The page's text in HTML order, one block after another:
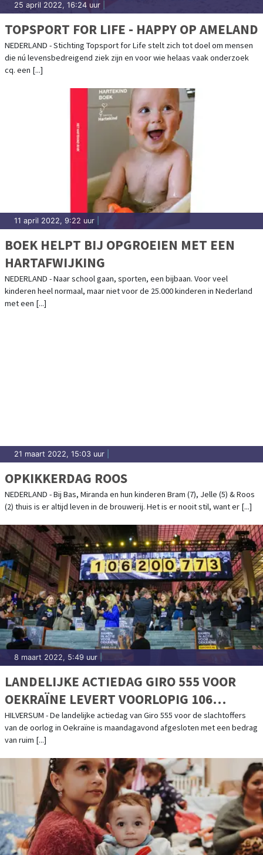
25 april 2022, 16:24 uur
TOPSPORT FOR LIFE - HAPPY OP AMELAND
NEDERLAND - Stichting Topsport for Life stelt zich tot doel om mensen
die nú levensbedreigend ziek zijn en voor wie helaas vaak onderzoek
cq. een [...]
11 april 2022, 9:22 uur
BOEK HELPT BIJ OPGROEIEN MET EEN
HARTAFWIJKING
NEDERLAND - Naar school gaan, sporten, een bijbaan. Voor veel
kinderen heel normaal, maar niet voor de 25.000 kinderen in Nederland
met een [...]
21 maart 2022, 15:03 uur
OPKIKKERDAG ROOS
NEDERLAND - Bij Bas, Miranda en hun kinderen Bram (7), Jelle (5) & Roos
(2) thuis is er altijd leven in de brouwerij. Het is er nooit stil, want er [...]
8 maart 2022, 5:49 uur
LANDELIJKE ACTIEDAG GIRO 555 VOOR
OEKRAÏNE LEVERT VOORLOPIG 106
MILJOEN EURO OP
HILVERSUM - De landelijke actiedag van Giro 555 voor de slachtoffers
van de oorlog in Oekraïne is maandagavond afgesloten met een bedrag
van ruim [...]